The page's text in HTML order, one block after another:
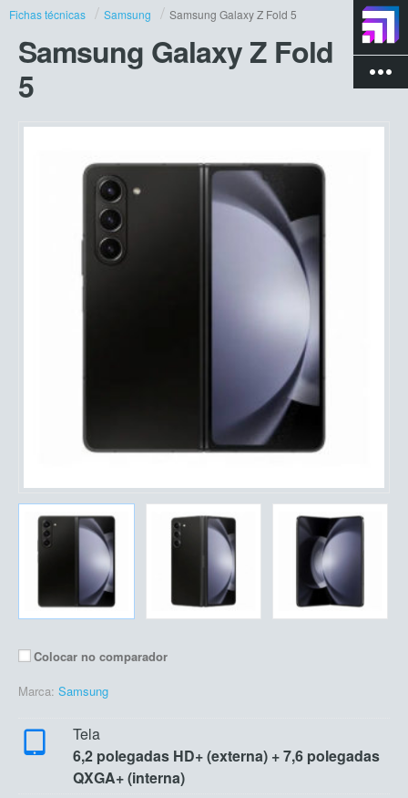
more_vert
Fichas técnicas Samsung Samsung Galaxy Z Fold 5
Samsung Galaxy Z Fold
5
Colocar no comparador
Marca: Samsung
Tela
6,2 polegadas HD+ (externa) + 7,6 polegadas
QXGA+ (interna)